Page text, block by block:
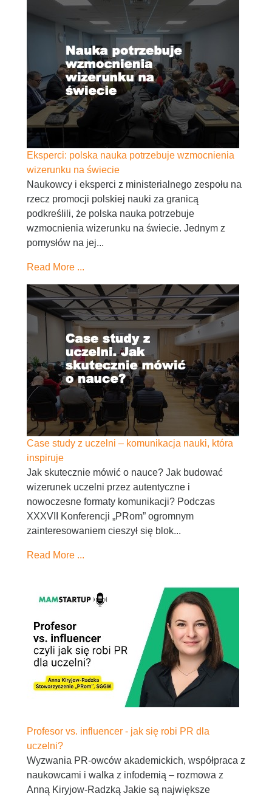
Eksperci: polska nauka potrzebuje wzmocnienia
wizerunku na świecie
Naukowcy i eksperci z ministerialnego zespołu na
rzecz promocji polskiej nauki za granicą
podkreślili, że polska nauka potrzebuje
wzmocnienia wizerunku na świecie. Jednym z
pomysłów na jej...
Read More ...
Case study z uczelni – komunikacja nauki, która
inspiruje
Jak skutecznie mówić o nauce? Jak budować
wizerunek uczelni przez autentyczne i
nowoczesne formaty komunikacji? Podczas
XXXVII Konferencji „PRom” ogromnym
zainteresowaniem cieszył się blok...
Read More ...
Profesor vs. influencer - jak się robi PR dla
uczelni?
Wyzwania PR-owców akademickich, współpraca z
naukowcami i walka z infodemią – rozmowa z
Anną Kiryjow-Radzką Jakie są największe